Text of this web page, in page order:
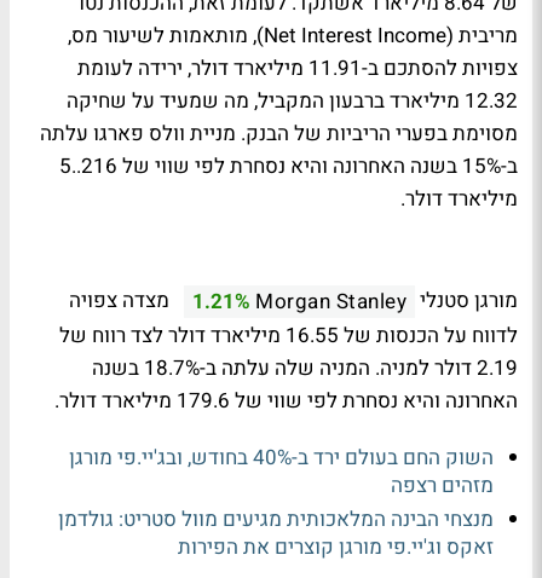
מריבית (Net Interest Income), מותאמות לשיעור מס,
צפויות להסתכם ב-11.91 מיליארד דולר, ירידה לעומת
12.32 מיליארד ברבעון המקביל, מה שמעיד על שחיקה
מסוימת בפערי הריביות של הבנק. מניית וולס פארגו עלתה
ב-15% בשנה האחרונה והיא נסחרת לפי שווי של 216..5
מיליארד דולר.
מורגן סטנלי Morgan Stanley
1.21%
מצדה צפויה
לדווח על הכנסות של 16.55 מיליארד דולר לצד רווח של
2.19 דולר למניה. המניה שלה עלתה ב-18.7% בשנה
האחרונה והיא נסחרת לפי שווי של 179.6 מיליארד דולר.
השוק החם בעולם ירד ב-40% בחודש, ובג'יי.פי מורגן
מזהים רצפה
מנצחי הבינה המלאכותית מגיעים מוול סטריט: גולדמן
זאקס וג'יי.פי מורגן קוצרים את הפירות